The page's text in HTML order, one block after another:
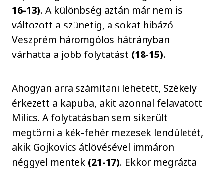
16-13). A különbség aztán már nem is
változott a szünetig, a sokat hibázó
Veszprém háromgólos hátrányban
várhatta a jobb folytatást (18-15).
Ahogyan arra számítani lehetett, Székely
érkezett a kapuba, akit azonnal felavatott
Milics. A folytatásban sem sikerült
megtörni a kék-fehér mezesek lendületét,
akik Gojkovics átlövésével immáron
néggyel mentek (21-17). Ekkor megrázta